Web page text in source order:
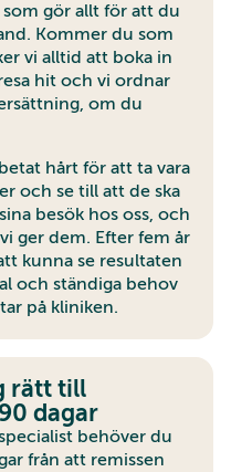
gör allt för att du
Kommer du som
vi alltid att boka in
hit och vi ordnar
om du
hårt för att ta vara
och se till att de ska
besök hos oss, och
ger dem. Efter fem år
kunna se resultaten
och ständiga behov
på kliniken.
rätt till
dagar
behöver du
från att remissen